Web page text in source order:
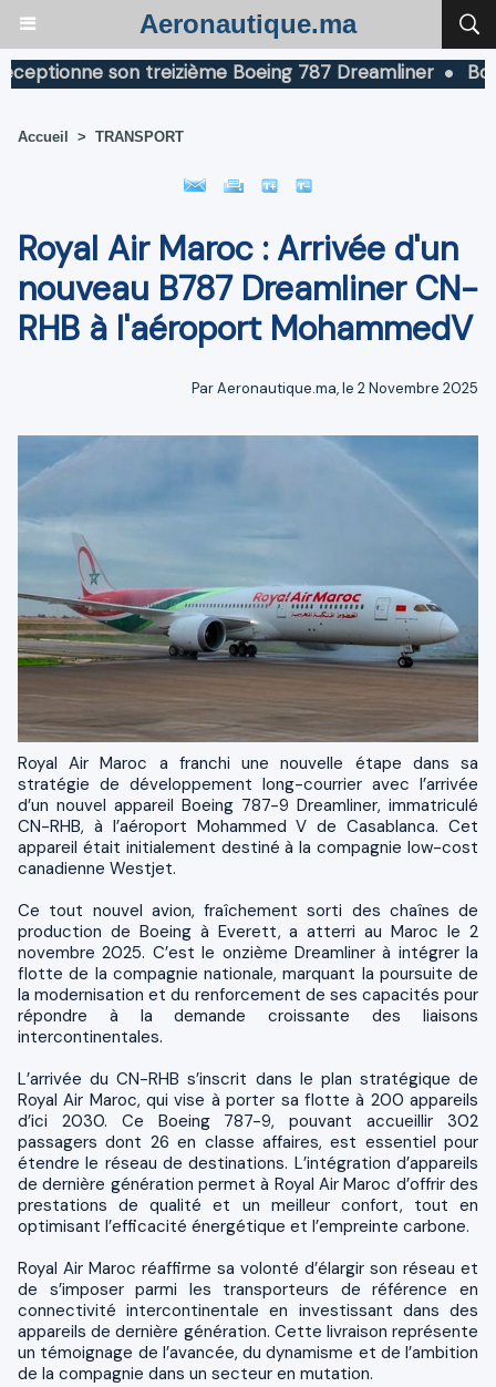
Aeronautique.ma
son treizième Boeing 787 Dreamliner Boeing
Accueil > TRANSPORT
Royal Air Maroc : Arrivée d'un
nouveau B787 Dreamliner CN-
RHB à l'aéroport MohammedV
Par Aeronautique.ma, le 2 Novembre 2025
Royal Air Maroc a franchi une nouvelle étape dans sa
stratégie de développement long-courrier avec l’arrivée
d’un nouvel appareil Boeing 787-9 Dreamliner, immatriculé
CN-RHB, à l’aéroport Mohammed V de Casablanca. Cet
appareil était initialement destiné à la compagnie low-cost
canadienne Westjet.
Ce tout nouvel avion, fraîchement sorti des chaînes de
production de Boeing à Everett, a atterri au Maroc le 2
novembre 2025. C’est le onzième Dreamliner à intégrer la
flotte de la compagnie nationale, marquant la poursuite de
la modernisation et du renforcement de ses capacités pour
répondre à la demande croissante des liaisons
intercontinentales.
L’arrivée du CN-RHB s’inscrit dans le plan stratégique de
Royal Air Maroc, qui vise à porter sa flotte à 200 appareils
d’ici 2030. Ce Boeing 787-9, pouvant accueillir 302
passagers dont 26 en classe affaires, est essentiel pour
étendre le réseau de destinations. L’intégration d’appareils
de dernière génération permet à Royal Air Maroc d’offrir des
prestations de qualité et un meilleur confort, tout en
optimisant l’efficacité énergétique et l’empreinte carbone.
Royal Air Maroc réaffirme sa volonté d’élargir son réseau et
de s’imposer parmi les transporteurs de référence en
connectivité intercontinentale en investissant dans des
appareils de dernière génération. Cette livraison représente
un témoignage de l’avancée, du dynamisme et de l’ambition
de la compagnie dans un secteur en mutation.